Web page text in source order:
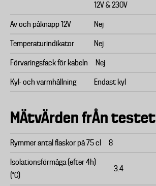
12V & 230V
Av och påknapp 12V Nej
Temperaturindikator Nej
Förvaringsfack för kabeln Nej
Kyl- och varmhållning Endast kyl
MÄtvÄrden frÅn testet
Rymmer antal flaskor på 75 cl 8
Isolationsförmåga (efter 4h)
(°C)
3.4